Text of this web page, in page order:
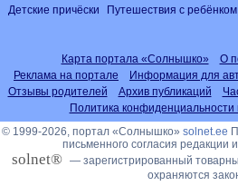
Детские причёски
Путешествия с ребёнком
Карта портала «Солнышко»
О
Реклама на портале
Информация для
Отзывы родителей
Архив публикаций
Политика конфиденциальности
© 1999-2026, портал «Солнышко» solnet.ee
письменного согласия редакции
solnet® — зарегистрированный
охраняются